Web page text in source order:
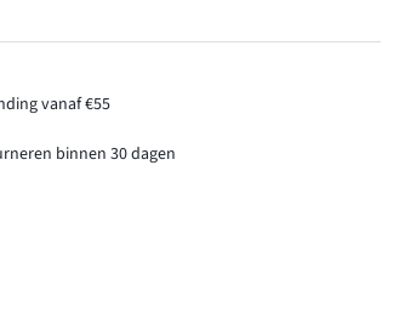
vanaf €55
binnen 30 dagen